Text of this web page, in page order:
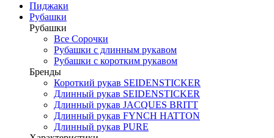
Пиджаки
Рубашки
Рубашки
Все Сорочки
Рубашки с длинным рукавом
Рубашки с коротким рукавом
Бренды
Короткий рукав SEIDENSTICKER
Длинный рукав SEIDENSTICKER
Длинный рукав JAСQUES BRITT
Длинный рукав FYNCH HATTON
Длинный рукав PURE